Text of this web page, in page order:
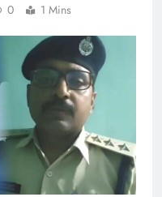
0 1 Mins